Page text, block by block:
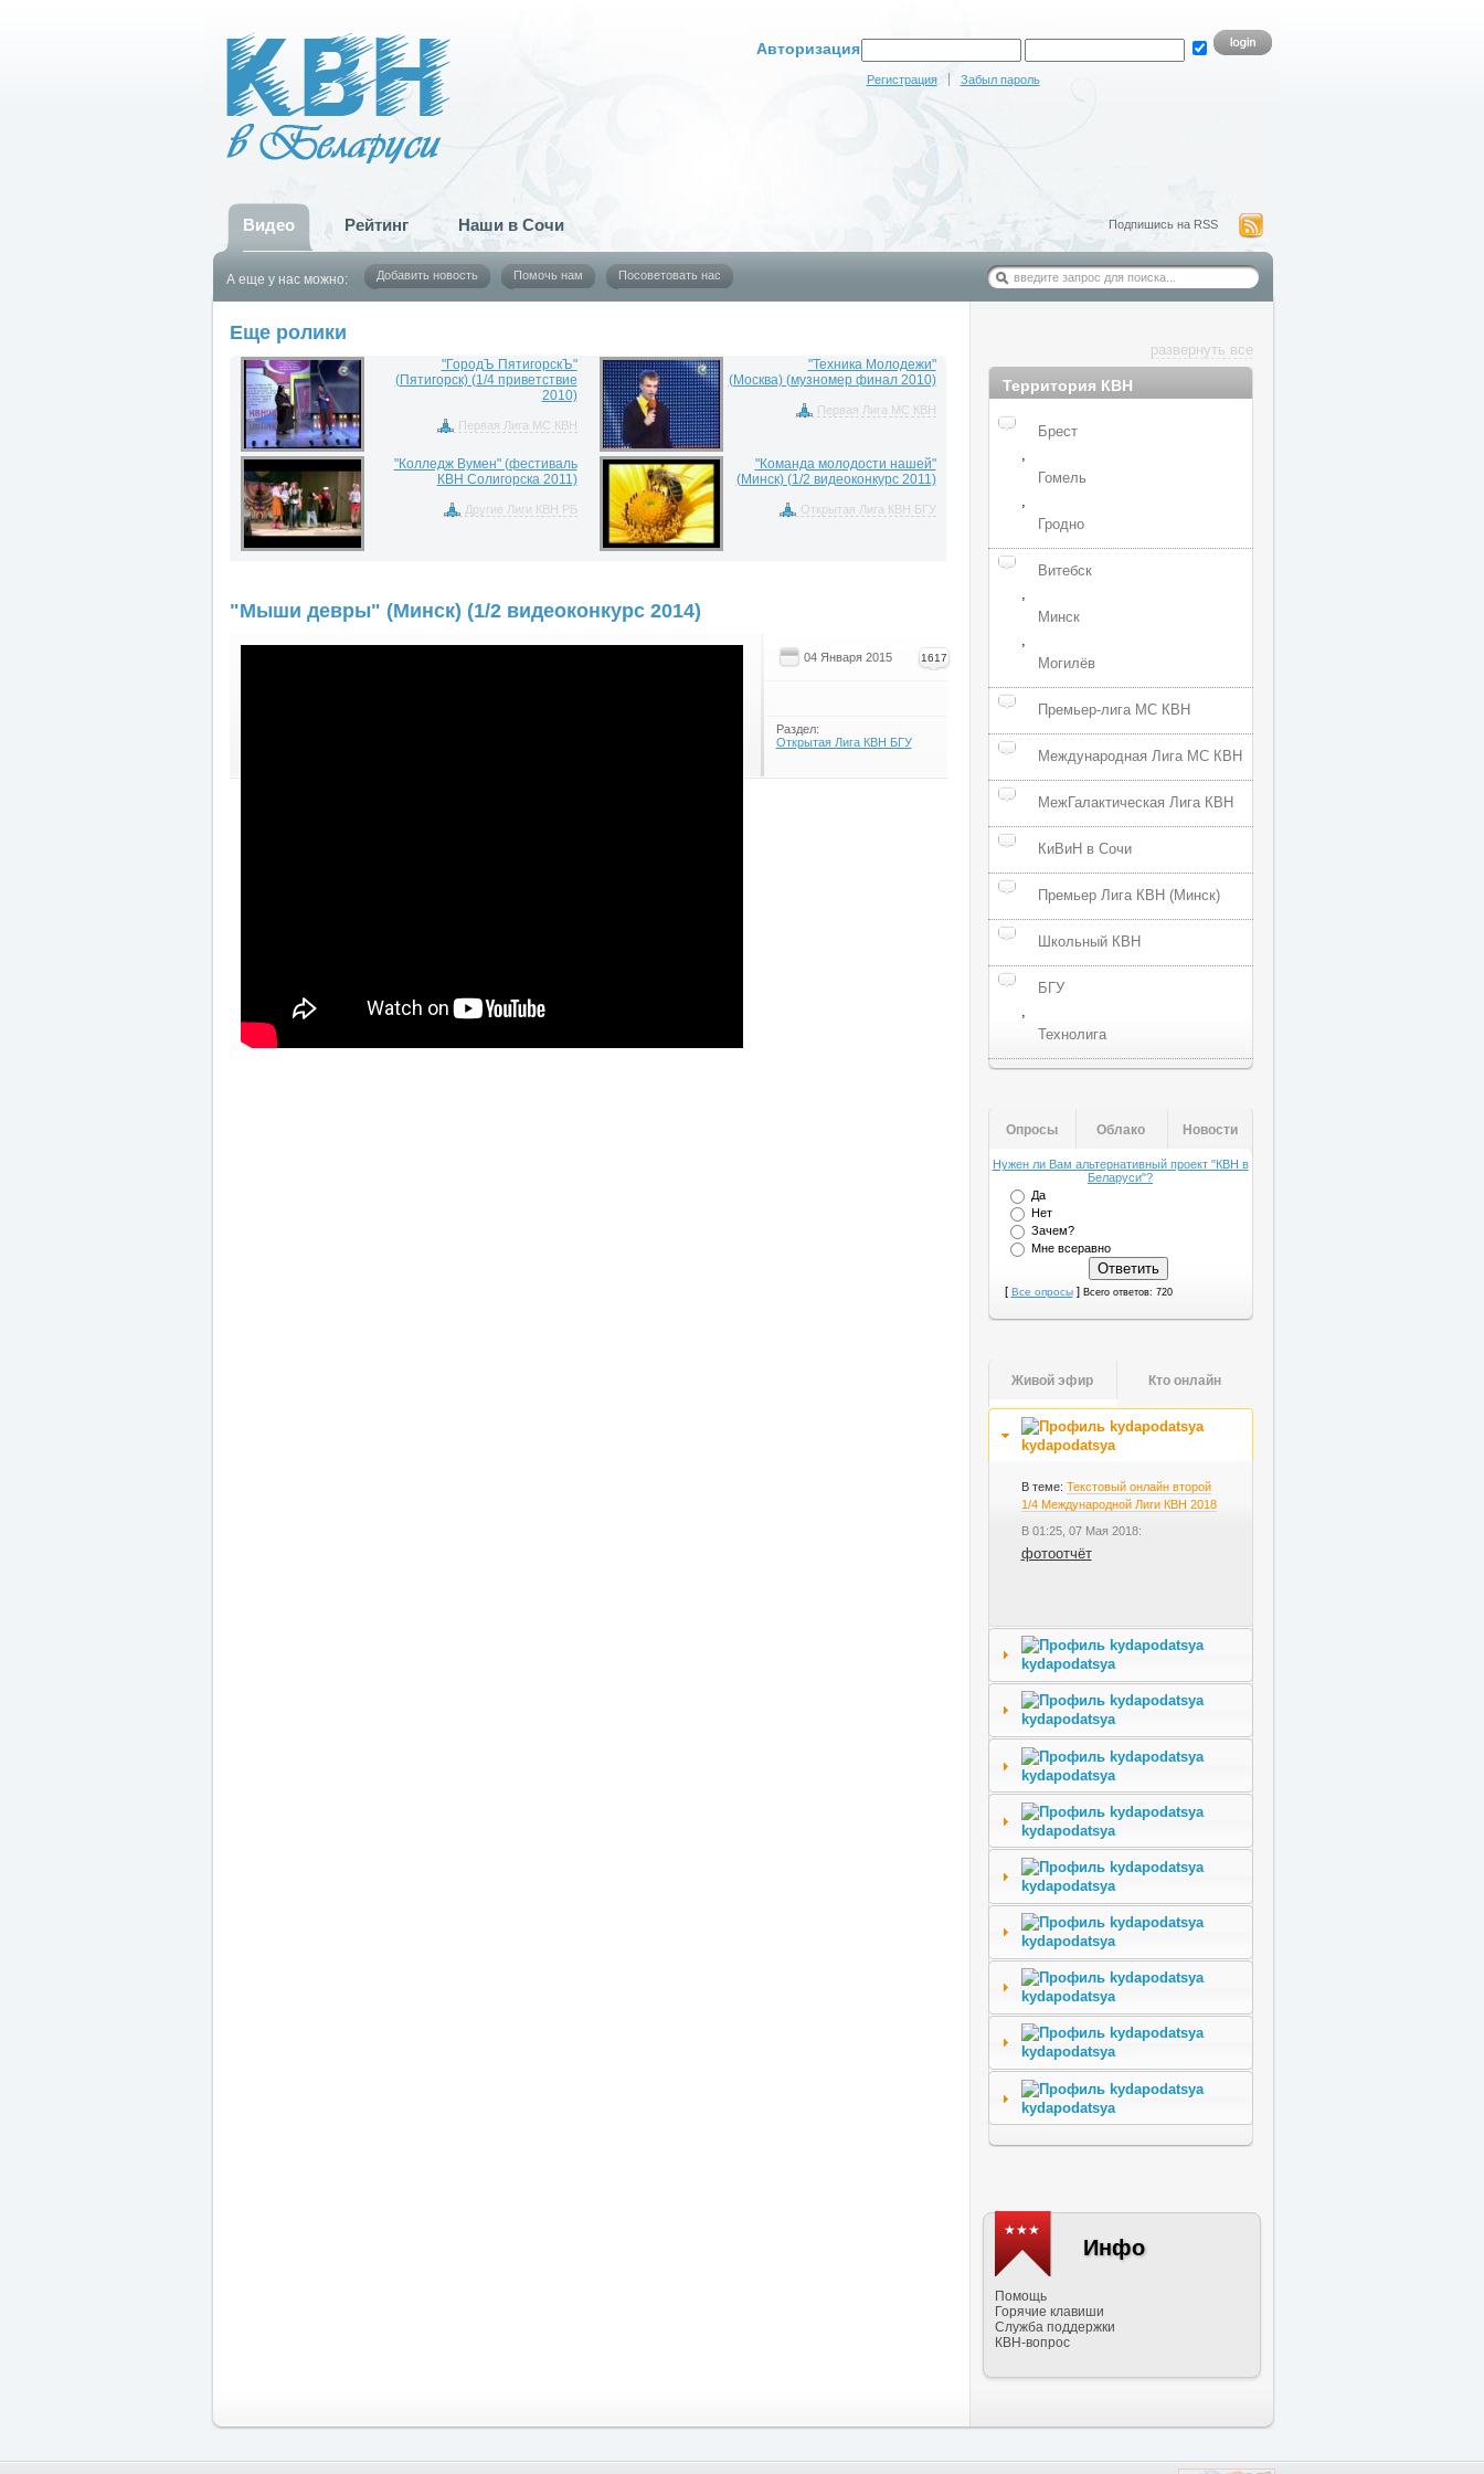
Авторизация
Регистрация Забыл пароль
Подпишись на RSS
Видео Рейтинг Наши в Сочи
А еще у нас можно: Добавить новость Помочь нам Посоветовать нас
Еще ролики
"ГородЪ ПятигорскЪ"
(Пятигорск) (1/4 приветствие
2010)
Первая Лига МС КВН
"Техника Молодежи"
(Москва) (музномер финал 2010)
Первая Лига МС КВН
"Колледж Вумен" (фестиваль
КВН Солигорска 2011)
Другие Лиги КВН РБ
"Команда молодости нашей"
(Минск) (1/2 видеоконкурс 2011)
Открытая Лига КВН БГУ
"Мыши девры" (Минск) (1/2 видеоконкурс 2014)
04 Января 2015 1617
Раздел:
Открытая Лига КВН БГУ
развернуть все
Территория КВН
Брест
,
Гомель
,
Гродно
Витебск
,
Минск
,
Могилёв
Премьер-лига МС КВН
Международная Лига МС КВН
МежГалактическая Лига КВН
КиВиН в Сочи
Премьер Лига КВН (Минск)
Школьный КВН
БГУ
,
Технолига
Опросы Облако Новости
Нужен ли Вам альтернативный проект "КВН в
Беларуси"?
Да
Нет
Зачем?
Мне всеравно
[ Все опросы] Всего ответов: 720
Живой эфир Кто онлайн
kydapodatsya
В теме: Текстовый онлайн второй
1/4 Международной Лиги КВН 2018
В 01:25, 07 Мая 2018:
фотоотчёт
kydapodatsya
kydapodatsya
kydapodatsya
kydapodatsya
kydapodatsya
kydapodatsya
kydapodatsya
kydapodatsya
kydapodatsya
★★★
Инфо
Помощь
Горячие клавиши
Служба поддержки
КВН-вопрос